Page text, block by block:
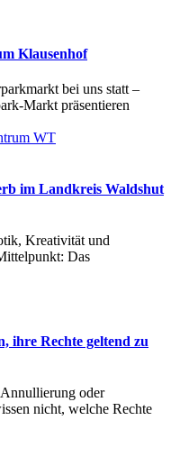
Klausenhof
bei uns statt –
Markt präsentieren
im Landkreis Waldshut
Kreativität und
Das
ihre Rechte geltend zu
oder
nicht, welche Rechte